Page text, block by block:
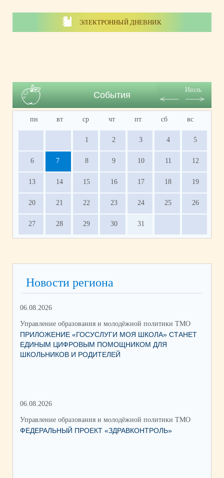
ЭЛЕКТРОННЫЙ ДНЕВНИК
События
Июль
пн вт ср чт пт сб вс
1 2 3 4 5
6 7 8 9 10 11 12
13 14 15 16 17 18 19
20 21 22 23 24 25 26
27 28 29 30 31
Новости региона
06.08.2026
Управление образования и молодёжной политики ТМО
ПРИЛОЖЕНИЕ «ГОСУСЛУГИ МОЯ ШКОЛА» СТАНЕТ
ЕДИНЫМ ЦИФРОВЫМ ПОМОЩНИКОМ ДЛЯ
ШКОЛЬНИКОВ И РОДИТЕЛЕЙ
06.08.2026
Управление образования и молодёжной политики ТМО
ФЕДЕРАЛЬНЫЙ ПРОЕКТ «ЗДРАВКОНТРОЛЬ»